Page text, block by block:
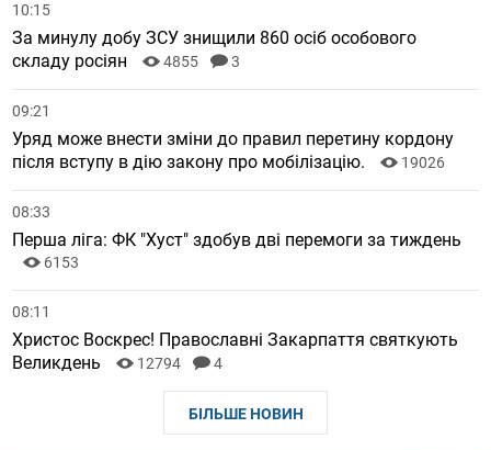
10:15
За минулу добу ЗСУ знищили 860 осіб особового
складу росіян
4855 3
09:21
Уряд може внести зміни до правил перетину кордону
після вступу в дію закону про мобілізацію.
19026
08:33
Перша ліга: ФК "Хуст" здобув дві перемоги за тиждень
6153
08:11
Христос Воскрес! Православні Закарпаття святкують
Великдень
12794 4
БІЛЬШЕ НОВИН